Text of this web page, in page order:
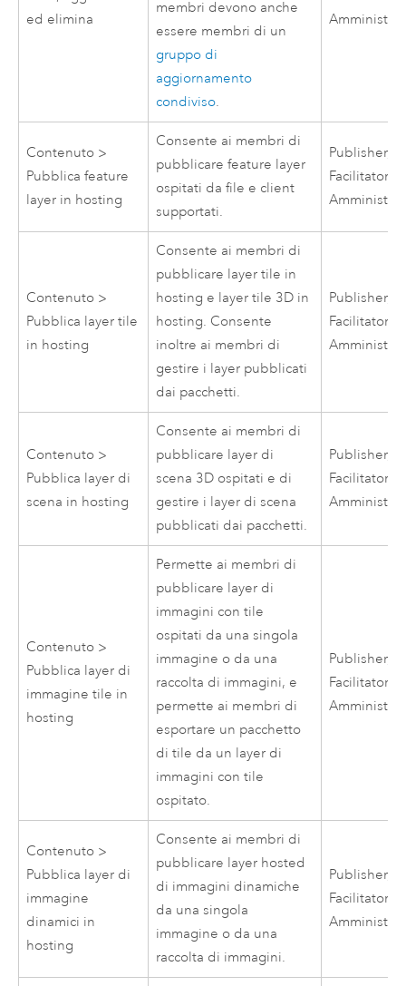
ed elimina
membri devono anche
essere membri di un
gruppo di
aggiornamento
condiviso.
Contenuto >
Pubblica feature
layer in hosting
Consente ai membri di
pubblicare feature layer
ospitati da file e client
supportati.
Publisher,
Facilitatore,
Contenuto >
Pubblica layer tile
in hosting
Consente ai membri di
pubblicare layer tile in
hosting e layer tile 3D in
hosting. Consente
inoltre ai membri di
gestire i layer pubblicati
dai pacchetti.
Publisher,
Facilitatore,
Contenuto >
Pubblica layer di
scena in hosting
Consente ai membri di
pubblicare layer di
scena 3D ospitati e di
gestire i layer di scena
pubblicati dai pacchetti.
Publisher,
Facilitatore,
Contenuto >
Pubblica layer di
immagine tile in
hosting
Permette ai membri di
pubblicare layer di
immagini con tile
ospitati da una singola
immagine o da una
raccolta di immagini, e
permette ai membri di
esportare un pacchetto
di tile da un layer di
immagini con tile
ospitato.
Publisher,
Facilitatore,
Contenuto >
Pubblica layer di
immagine
dinamici in
hosting
Consente ai membri di
pubblicare layer hosted
di immagini dinamiche
da una singola
immagine o da una
raccolta di immagini.
Publisher,
Facilitatore,